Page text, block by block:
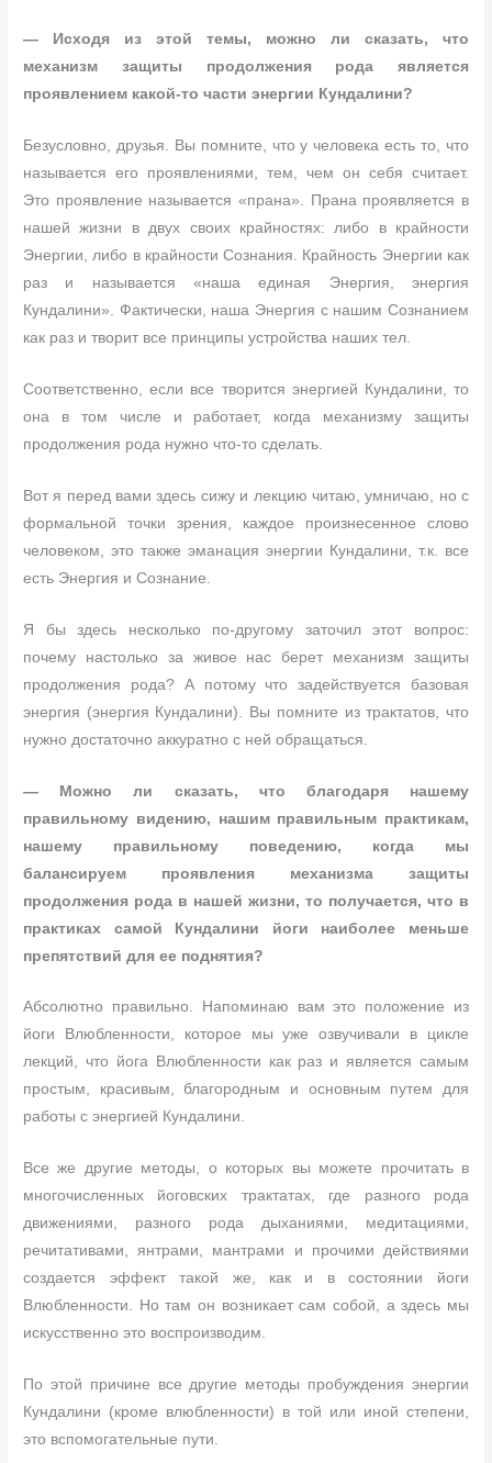
— Исходя из этой темы, можно ли сказать, что
механизм защиты продолжения рода является
проявлением какой-то части энергии Кундалини?
Безусловно, друзья. Вы помните, что у человека есть то, что
называется его проявлениями, тем, чем он себя считает.
Это проявление называется «прана». Прана проявляется в
нашей жизни в двух своих крайностях: либо в крайности
Энергии, либо в крайности Сознания. Крайность Энергии как
раз и называется «наша единая Энергия, энергия
Кундалини». Фактически, наша Энергия с нашим Сознанием
как раз и творит все принципы устройства наших тел.
Соответственно, если все творится энергией Кундалини, то
она в том числе и работает, когда механизму защиты
продолжения рода нужно что-то сделать.
Вот я перед вами здесь сижу и лекцию читаю, умничаю, но с
формальной точки зрения, каждое произнесенное слово
человеком, это также эманация энергии Кундалини, т.к. все
есть Энергия и Сознание.
Я бы здесь несколько по-другому заточил этот вопрос:
почему настолько за живое нас берет механизм защиты
продолжения рода? А потому что задействуется базовая
энергия (энергия Кундалини). Вы помните из трактатов, что
нужно достаточно аккуратно с ней обращаться.
— Можно ли сказать, что благодаря нашему
правильному видению, нашим правильным практикам,
нашему правильному поведению, когда мы
балансируем проявления механизма защиты
продолжения рода в нашей жизни, то получается, что в
практиках самой Кундалини йоги наиболее меньше
препятствий для ее поднятия?
Абсолютно правильно. Напоминаю вам это положение из
йоги Влюбленности, которое мы уже озвучивали в цикле
лекций, что йога Влюбленности как раз и является самым
простым, красивым, благородным и основным путем для
работы с энергией Кундалини.
Все же другие методы, о которых вы можете прочитать в
многочисленных йоговских трактатах, где разного рода
движениями, разного рода дыханиями, медитациями,
речитативами, янтрами, мантрами и прочими действиями
создается эффект такой же, как и в состоянии йоги
Влюбленности. Но там он возникает сам собой, а здесь мы
искусственно это воспроизводим.
По этой причине все другие методы пробуждения энергии
Кундалини (кроме влюбленности) в той или иной степени,
это вспомогательные пути.